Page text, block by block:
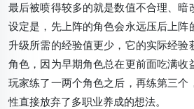
最后被喷得较多的就是数值不合理、暗
设定是，先上阵的角色会永远压后上阵
升级所需的经验值更少，它的实际经验
角色，因为早期角色总在更前面吃满收
玩家练了一两个角色之后，再练第三个
性直接放弃了多职业养成的想法。